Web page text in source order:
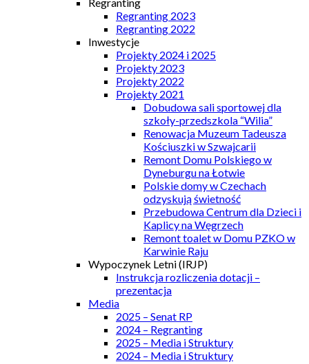
Regranting 2023
Regranting 2022
Inwestycje
Projekty 2024 i 2025
Projekty 2023
Projekty 2022
Projekty 2021
Dobudowa sali sportowej dla
szkoły-przedszkola “Wilia”
Renowacja Muzeum Tadeusza
Kościuszki w Szwajcarii
Remont Domu Polskiego w
Dyneburgu na Łotwie
Polskie domy w Czechach
odzyskują świetność
Przebudowa Centrum dla Dzieci i
Kaplicy na Węgrzech
Remont toalet w Domu PZKO w
Karwinie Raju
Wypoczynek Letni (IRJP)
Instrukcja rozliczenia dotacji –
prezentacja
Media
2025 – Senat RP
2024 – Regranting
2025 – Media i Struktury
2024 – Media i Struktury